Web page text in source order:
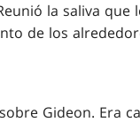
la saliva
de los
Gideon. Era